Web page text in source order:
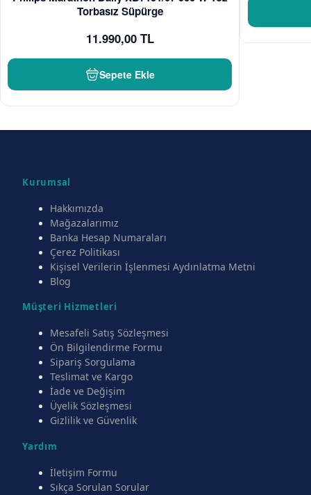
Torbasız Süpürge
11.990,00 TL
Sepete Ekle
Kurumsal
Hakkımızda
Mağazalarımız
Banka Hesap Numaraları
Çerez Politikası
Kişisel Verilerin İşlenmesi Aydınlatma Metni
Blog
Müşteri Hizmetleri
Mesafeli Satış Sözleşmesi
Ön Bilgilendirme Formu
Sipariş Sorgulama
Teslimat ve Kargo
İade ve Değişim
Üyelik Sözleşmesi
Gizlilik ve Güvenlik
Yardım
İletişim Formu
Sıkça Sorulan Sorular